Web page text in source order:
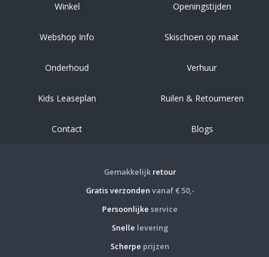
Winkel Openingstijden
Webshop Info Skischoen op maat
Onderhoud Verhuur
Kids Leaseplan Ruilen & Retourneren
Contact Blogs
Gemakkelijk retour
Gratis verzonden vanaf € 50,-
Persoonlijke service
Snelle levering
Scherpe prijzen